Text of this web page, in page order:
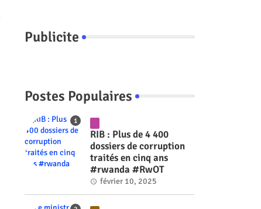
Publicite
Postes Populaires
RIB : Plus de 4 400
dossiers de corruption
traités en cinq ans
#rwanda #RwOT
février 10, 2025